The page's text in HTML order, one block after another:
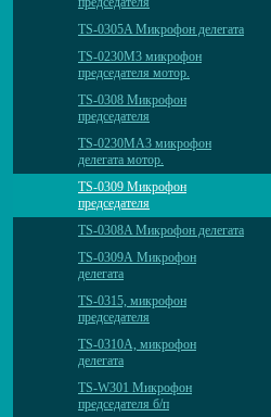
TS-0305A Микрофон делегата
TS-0230M3 микрофон
председателя мотор.
TS-0308 Микрофон
председателя
TS-0230MА3 микрофон
делегата мотор.
TS-0309 Микрофон
председателя
TS-0308A Микрофон делегата
TS-0309А Микрофон
делегата
TS-0315, микрофон
председателя
TS-0310А, микрофон
делегата
TS-W301 Микрофон
председателя б/п